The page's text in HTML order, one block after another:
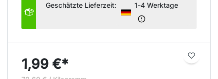
Geschätzte Lieferzeit: 1-4 Werktage
1,99 €*